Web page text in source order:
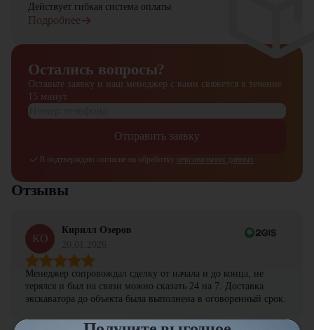
Действует гибкая система оплаты
Подробнее
Остались вопросы?
Оставьте заявку и наш менеджер с вами свяжется в течение
15 минут
Отправить заявку
Я подтверждаю согласие на обработку персональных данных
Отзывы
КО
Кирилл Озеров
Менеджер сопровождал сделку от начала и до конца, не
терялся и был на связи можно сказать 24 на 7. Доставка
экскаватора до объекта была выполнена в оговоренный срок.